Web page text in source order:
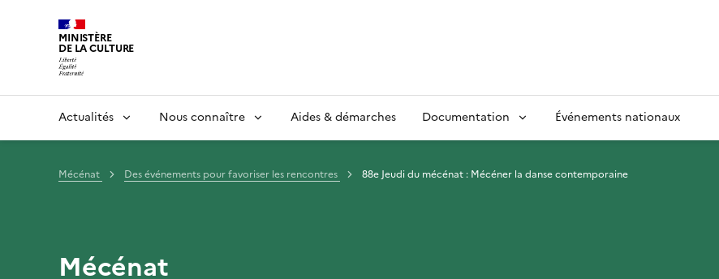
MINISTÈRE
DE LA CULTURE
Actualités Nous connaître Aides & démarches Documentation Événements nationaux
Mécénat Des événements pour favoriser les rencontres 88e Jeudi du mécénat : Mécéner la danse contemporaine
Mécénat